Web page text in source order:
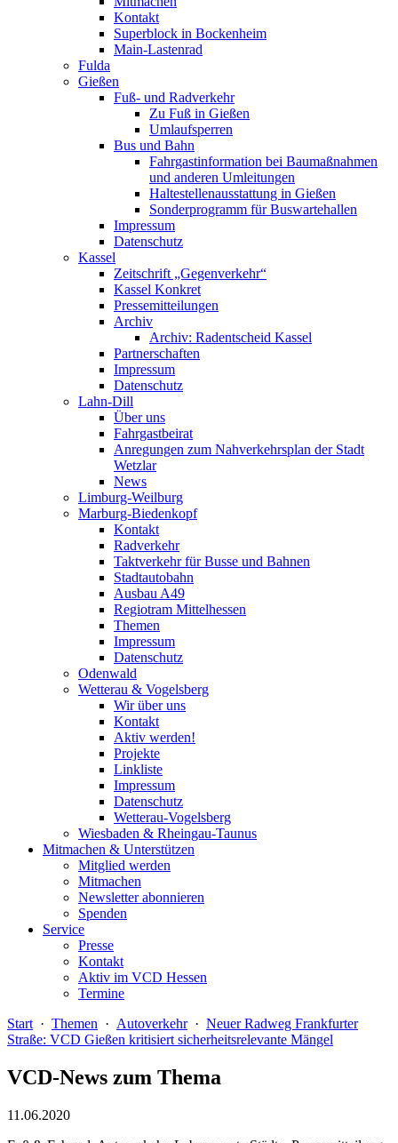
Kontakt
Superblock in Bockenheim
Main-Lastenrad
Fulda
Gießen
Fuß- und Radverkehr
Zu Fuß in Gießen
Umlaufsperren
Bus und Bahn
Fahrgastinformation bei Baumaßnahmen
und anderen Umleitungen
Haltestellenausstattung in Gießen
Sonderprogramm für Buswartehallen
Impressum
Datenschutz
Kassel
Zeitschrift „Gegenverkehr“
Kassel Konkret
Pressemitteilungen
Archiv
Archiv: Radentscheid Kassel
Partnerschaften
Impressum
Datenschutz
Lahn-Dill
Über uns
Fahrgastbeirat
Anregungen zum Nahverkehrsplan der Stadt
Wetzlar
News
Limburg-Weilburg
Marburg-Biedenkopf
Kontakt
Radverkehr
Taktverkehr für Busse und Bahnen
Stadtautobahn
Ausbau A49
Regiotram Mittelhessen
Themen
Impressum
Datenschutz
Odenwald
Wetterau & Vogelsberg
Wir über uns
Kontakt
Aktiv werden!
Projekte
Linkliste
Impressum
Datenschutz
Wetterau-Vogelsberg
Wiesbaden & Rheingau-Taunus
Mitmachen & Unterstützen
Mitglied werden
Mitmachen
Newsletter abonnieren
Spenden
Service
Presse
Kontakt
Aktiv im VCD Hessen
Termine
Start · Themen · Autoverkehr· Neuer Radweg Frankfurter
Straße: VCD Gießen kritisiert sicherheitsrelevante Mängel
VCD-News zum Thema
11.06.2020